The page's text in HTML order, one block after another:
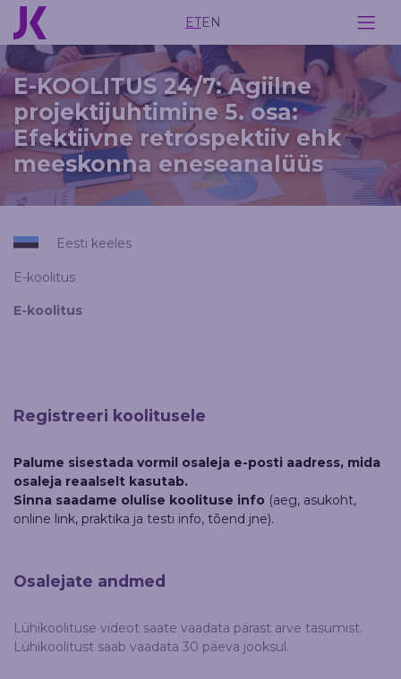
ETEN
E-KOOLITUS 24/7: Agiilne
projektijuhtimine 5. osa:
Efektiivne retrospektiiv ehk
meeskonna eneseanalüüs
Eesti keeles
E-koolitus
E-koolitus
Registreeri koolitusele
Palume sisestada vormil osaleja e-posti aadress, mida
osaleja reaalselt kasutab.
Sinna saadame olulise koolituse info (aeg, asukoht,
online link, praktika ja testi info, tõend jne).
Osalejate andmed
Lühikoolituse videot saate vaadata pärast arve tasumist.
Lühikoolitust saab vaadata 30 päeva jooksul.